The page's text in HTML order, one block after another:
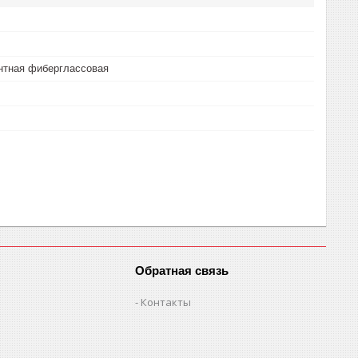
фиберглассовая
Обратная связь
Контакты